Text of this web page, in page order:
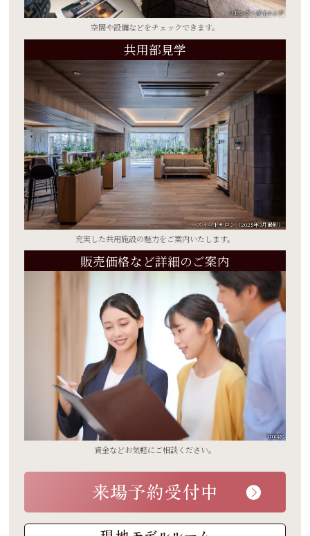
リビング・ダイニング
空間や設備などをチェックできます。
共用部見学
スイートサロン（2025年3月撮影）
充実した共用施設の魅力をご案内いたします。
販売価格など詳細のご案内
image
資金などお気軽にご相談ください。